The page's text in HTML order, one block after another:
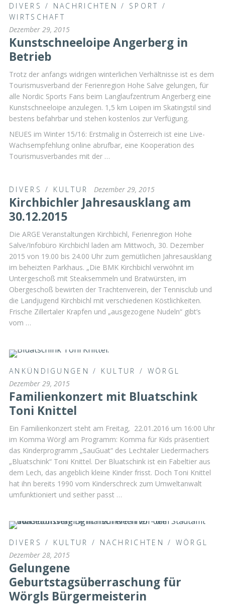
DIVERS / NACHRICHTEN / SPORT /
WIRTSCHAFT
Dezember 29, 2015
Kunstschneeloipe Angerberg in
Betrieb
Trotz der anfangs widrigen winterlichen Verhältnisse ist es dem
Tourismusverband der Ferienregion Hohe Salve gelungen, für
alle Nordic Sports Fans beim Langlaufzentrum Angerberg eine
Kunstschneeloipe anzulegen. 1,5 km Loipen im Skatingstil sind
bestens befahrbar und stehen kostenlos zur Verfügung.
NEUES im Winter 15/16: Erstmalig in Österreich ist eine Live-
Wachsempfehlung online abrufbar, eine Kooperation des
Tourismusverbandes mit der …
DIVERS / KULTUR Dezember 29, 2015
Kirchbichler Jahresausklang am
30.12.2015
Die ARGE Veranstaltungen Kirchbichl, Ferienregion Hohe
Salve/Infobüro Kirchbichl laden am Mittwoch, 30. Dezember
2015 von 19.00 bis 24.00 Uhr zum gemütlichen Jahresausklang
im beheizten Parkhaus. „Die BMK Kirchbichl verwöhnt im
Untergeschoß mit Steaksemmeln und Bratwürsten, im
Obergeschoß bewirten der Trachtenverein, der Tennisclub und
die Landjugend Kirchbichl mit verschiedenen Köstlichkeiten.
Frische Zillertaler Krapfen und „ausgezogene Nudeln“ gibt’s
vom …
ANKÜNDIGUNGEN / KULTUR / WÖRGL
Dezember 29, 2015
Familienkonzert mit Bluatschink
Toni Knittel
Ein Familienkonzert steht am Freitag, 22.01.2016 um 16:00 Uhr
im Komma Wörgl am Programm: Komma für Kids präsentiert
das Kinderprogramm „SauGuat“ des Lechtaler Liedermachers
„Bluatschink“ Toni Knittel. Der Bluatschink ist ein Fabeltier aus
dem Lech, das angeblich kleine Kinder frisst. Doch Toni Knittel
hat ihn bereits 1990 vom Kinderschreck zum Umweltanwalt
umfunktioniert und seither passt …
DIVERS / KULTUR / NACHRICHTEN / WÖRGL
Dezember 28, 2015
Gelungene
Geburtstagsüberraschung für
Wörgls Bürgermeisterin